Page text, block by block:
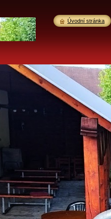
Úvodní stránka